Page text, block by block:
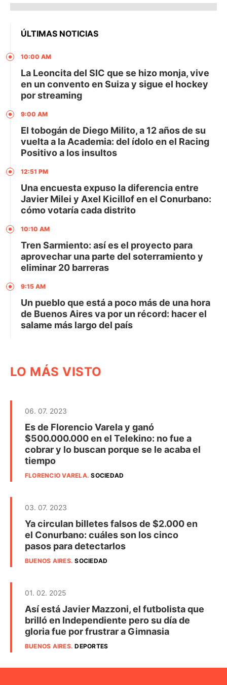
ÚLTIMAS NOTICIAS
10:00 AM
La Leoncita del SIC que se hizo monja, vive
en un convento en Suiza y sigue el hockey
por streaming
9:00 AM
El tobogán de Diego Milito, a 12 años de su
vuelta a la Academia: del ídolo en el Racing
Positivo a los insultos
12:51 PM
Una encuesta expuso la diferencia entre
Javier Milei y Axel Kicillof en el Conurbano:
cómo votaría cada distrito
10:10 AM
Tren Sarmiento: así es el proyecto para
aprovechar una parte del soterramiento y
eliminar 20 barreras
9:15 AM
Un pueblo que está a poco más de una hora
de Buenos Aires va por un récord: hacer el
salame más largo del país
LO MÁS VISTO
06. 07. 2023
Es de Florencio Varela y ganó
$500.000.000 en el Telekino: no fue a
cobrar y lo buscan porque se le acaba el
tiempo
FLORENCIO VARELA.SOCIEDAD
03. 07. 2023
Ya circulan billetes falsos de $2.000 en
el Conurbano: cuáles son los cinco
pasos para detectarlos
BUENOS AIRES.SOCIEDAD
01. 02. 2025
Así está Javier Mazzoni, el futbolista que
brilló en Independiente pero su día de
gloria fue por frustrar a Gimnasia
BUENOS AIRES.DEPORTES